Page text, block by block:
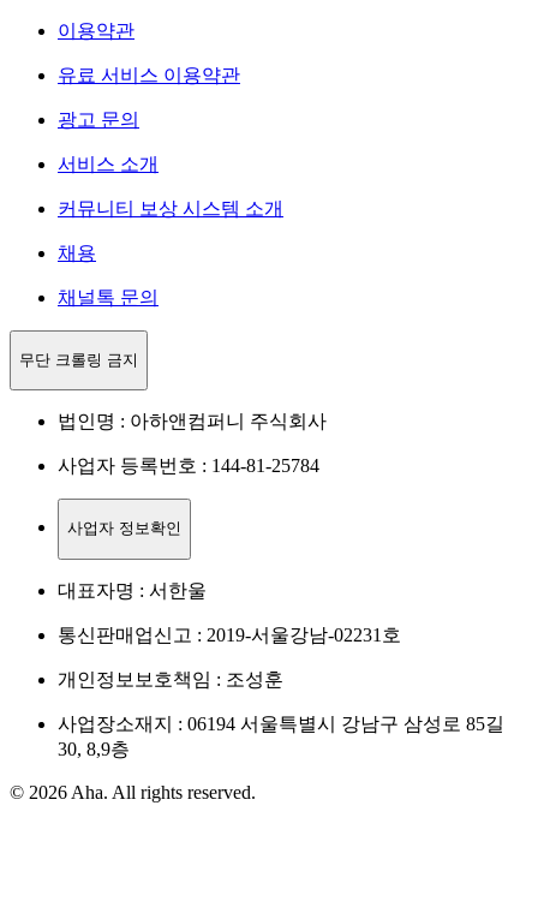
이용약관
유료 서비스 이용약관
광고 문의
서비스 소개
커뮤니티 보상 시스템 소개
채용
채널톡 문의
무단 크롤링 금지
법인명 : 아하앤컴퍼니 주식회사
사업자 등록번호 : 144-81-25784
사업자 정보확인
대표자명 : 서한울
통신판매업신고 : 2019-서울강남-02231호
개인정보보호책임 : 조성훈
사업장소재지 : 06194 서울특별시 강남구 삼성로 85길
30, 8,9층
© 2026 Aha. All rights reserved.